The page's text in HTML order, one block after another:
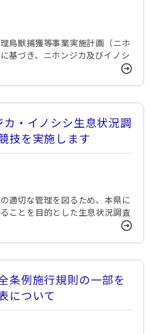
鳥獣捕獲等事業実施計画（ニホ
基づき、ニホンジカ及びイノシ
・イノシシ生息状況調
技を実施します
適切な管理を図るため、本県に
ことを目的とした生息状況調査
条例施行規則の一部を
について